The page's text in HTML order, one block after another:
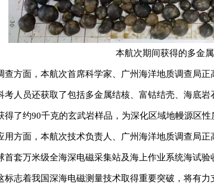
本航次期间获得的多金属
查方面，本航次首席科学家、广州海洋地质调查局
考人员还获取了包括多金属结核、富钴结壳、海底
得了约90千克的玄武岩样品，为深化区域地幔源区性
用方面，本航次技术负责人、广州海洋地质调查局
首套万米级全海深电磁采集站及海上作业系统海试
标志着我国深海电磁测量技术取得重要突破，将有